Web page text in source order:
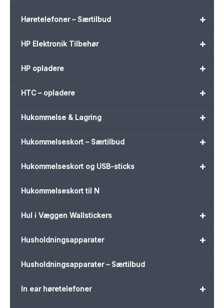
+
Høretelefoner – Særtilbud
+
HP Elektronik Tilbehør
+
HP opladere
+
HTC – opladere
+
Hukommelse & Lagring
+
Hukommelseskort – Særtilbud
+
Hukommelseskort og USB-sticks
Hukommelseskort til N
+
Hul i Væggen Wallstickers
+
Husholdningsapparater
Husholdningsapparater – Særtilbud
+
In ear høretelefoner